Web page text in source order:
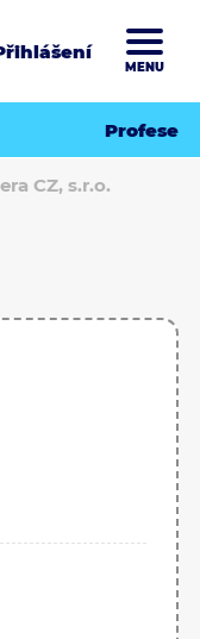
MENU
Profese
CZ, s.r.o.